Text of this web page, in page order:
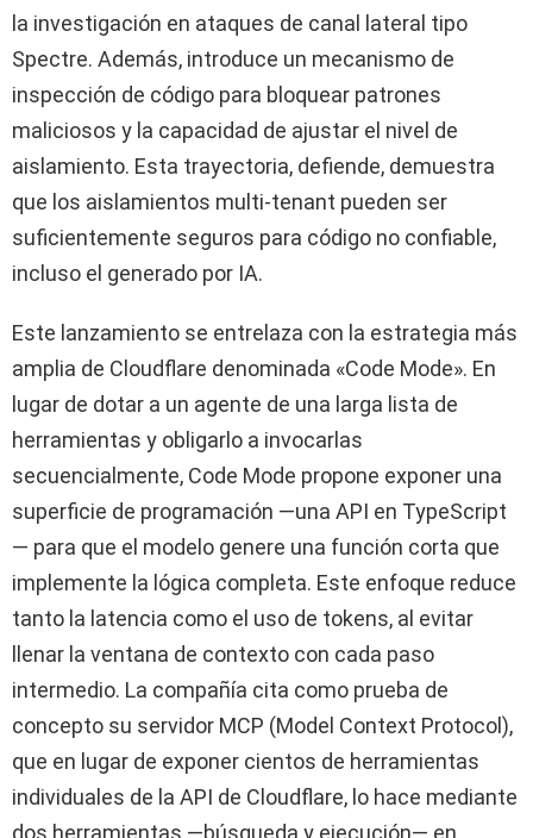
la investigación en ataques de canal lateral tipo
Spectre. Además, introduce un mecanismo de
inspección de código para bloquear patrones
maliciosos y la capacidad de ajustar el nivel de
aislamiento. Esta trayectoria, defiende, demuestra
que los aislamientos multi-tenant pueden ser
suficientemente seguros para código no confiable,
incluso el generado por IA.
Este lanzamiento se entrelaza con la estrategia más
amplia de Cloudflare denominada «Code Mode». En
lugar de dotar a un agente de una larga lista de
herramientas y obligarlo a invocarlas
secuencialmente, Code Mode propone exponer una
superficie de programación —una API en TypeScript
— para que el modelo genere una función corta que
implemente la lógica completa. Este enfoque reduce
tanto la latencia como el uso de tokens, al evitar
llenar la ventana de contexto con cada paso
intermedio. La compañía cita como prueba de
concepto su servidor MCP (Model Context Protocol),
que en lugar de exponer cientos de herramientas
individuales de la API de Cloudflare, lo hace mediante
dos herramientas —búsqueda y ejecución— en